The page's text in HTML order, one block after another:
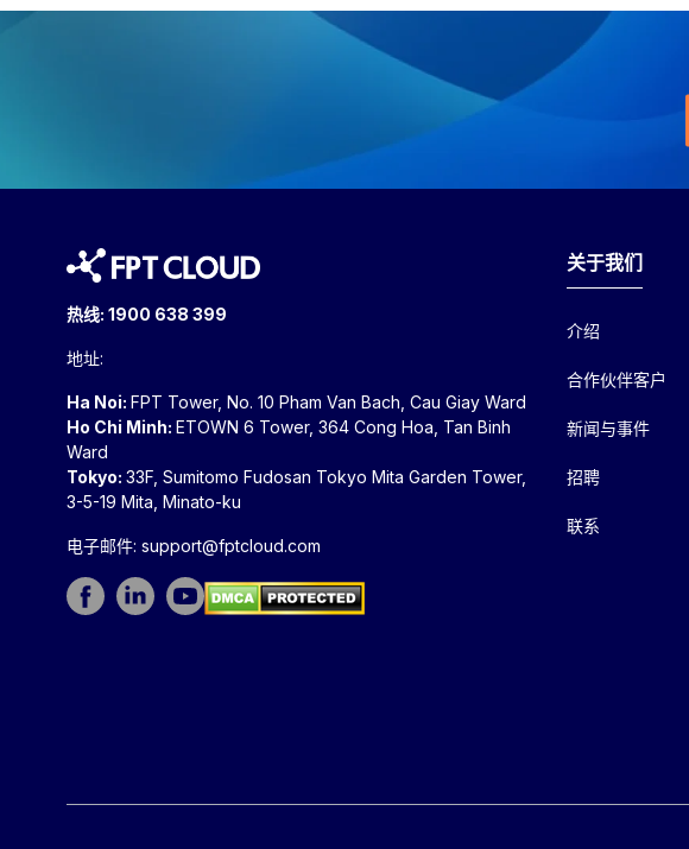
热线: 1900 638 399
地址:
Ha Noi: FPT Tower, No. 10 Pham Van Bach, Cau Giay Ward
Ho Chi Minh: ETOWN 6 Tower, 364 Cong Hoa, Tan Binh
Ward
Tokyo: 33F, Sumitomo Fudosan Tokyo Mita Garden Tower,
3-5-19 Mita, Minato-ku
电子邮件: support@fptcloud.com
关于我们
介绍
合作伙伴客户
新闻与事件
招聘
联系